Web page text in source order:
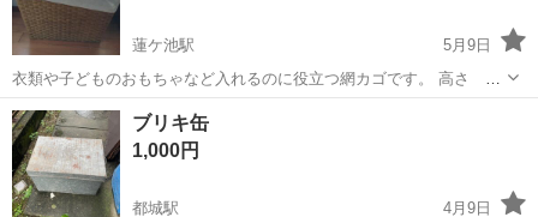
蓮ケ池駅
5月9日
衣類や子どものおもちゃなど入れるのに役立つ網カゴです。 高さ
36cm 横幅 55cm 奥行 35cm アジアン雑貨風でもあるので、アジア
ン雑貨好きな方にもオススメです。 興味のある方はよろしくお願いし
ます😄 9日㈮、1...
宮崎 宮崎市 蓮ケ池駅
ブリキ缶
1,000円
都城駅
4月9日